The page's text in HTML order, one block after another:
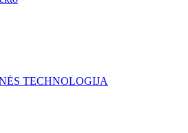
TECHNOLOGIJA